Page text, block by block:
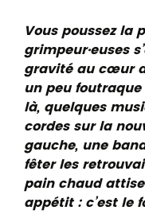
Vous poussez la
grimpeur·euses
gravité au cœur
un peu foutraque
là, quelques
cordes sur la
gauche, une
fêter les
pain chaud
appétit : c’est le